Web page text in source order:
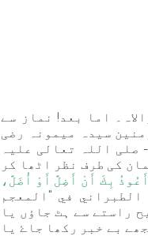
اما بعد! نماز سے
سیدہ میمونہ رضی
صلی اللہ تعالی علیہ
کی طرف نظر اٹھا کر
بِكَ أَنْ أَضِلَّ أَوْ أُضَلَّ،
الطبراني في "المعجم
راستے سے ہٹ جاؤں یا
بے خبر رکھا جاۓ یا